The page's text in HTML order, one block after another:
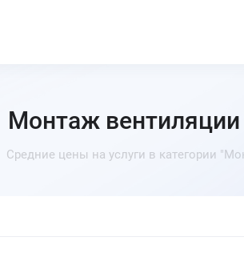
Монтаж
Средние цены на услуги в категории